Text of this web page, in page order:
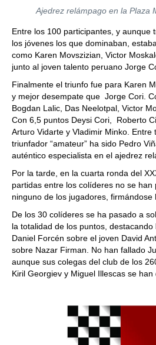
Ajedrez relámpago en la Plaza
Entre los 100 participantes, y aunque
los jóvenes los que dominaban,
como Karen Movszizian, Victor
junto al joven talento peruano Jorge
Finalmente el triunfo fue para Karen
y mejor desempate que Jorge Cori.
Bogdan Lalic, Das Neelotpal, Victor
Con 6,5 puntos Deysi Cori, Roberto
Arturo Vidarte y Vladimir Minko. Entre
triunfador “amateur” ha sido Pedro
auténtico especialista en el ajedrez
Por la tarde, en la cuarta ronda del
partidas entre los colíderes no se han
ninguno de los jugadores, firmándose
De los 30 colíderes se ha pasado a
la totalidad de los puntos,
Daniel Forcén sobre el joven David
sobre Nazar Firman. No han fallado
aunque sus colegas del club de los
Kiril Georgiev y Miguel Illescas se han